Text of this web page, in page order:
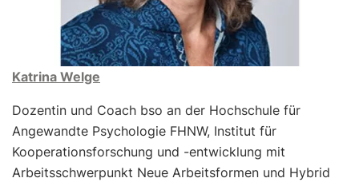
Katrina Welge
Dozentin und Coach bso an der Hochschule für
Angewandte Psychologie FHNW, Institut für
Kooperationsforschung und -entwicklung mit
Arbeitsschwerpunkt Neue Arbeitsformen und Hybrid